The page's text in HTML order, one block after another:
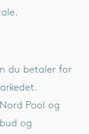
du betaler for
Pool og
og